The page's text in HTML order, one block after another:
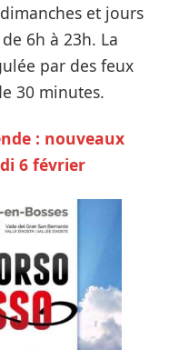
et jours
6h à 23h. La
par des feux
30 minutes.
: nouveaux
6 février